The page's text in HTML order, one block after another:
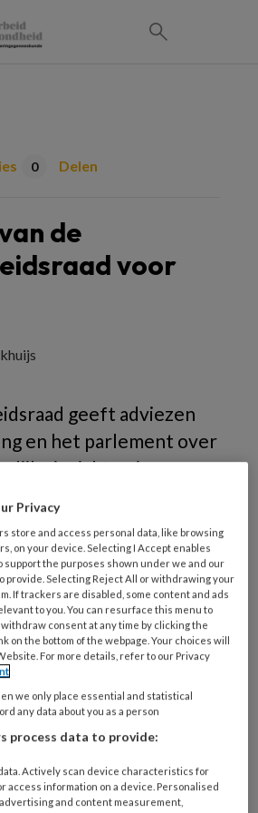
0 Delen
de
voor
geeft adviezen
en het parlement over
inzichten in
ministeries als op eigen
komen adviezen uit
weer kan
Voor 2023 heeft
plannen, waaronder op
Arbeid en Gezondheid.
over orale
afwegingen te maken
van desinfectiemiddelen
Privacy
store and access personal data, like browsing
on your device. Selecting I Accept enables
support the purposes shown under we and our
provide. Selecting Reject All or withdrawing your
If trackers are disabled, some content and ads
to you. You can resurface this menu to
consent at any time by clicking the
on the bottom of the webpage. Your choices will
For more details, refer to our Privacy
we only place essential and statistical
any data about you as a person
process data to provide:
Actively scan device characteristics for
access information on a device. Personalised
and content measurement,